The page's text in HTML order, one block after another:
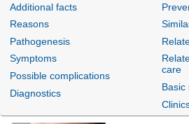
Клиника Пасман на Блюхера
Новосибирск, ул. Блюхера, д. 71/1
Новосибирск, ул. Тимакова, д. 4
Additional facts
Reasons
Pathogenesis
Symptoms
Possible complications
Diagnostics
care
Basic